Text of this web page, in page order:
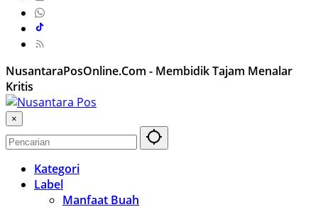
NusantaraPosOnline.Com - Membidik Tajam Menalar
Kritis
×
Kategori
Label
Manfaat Buah